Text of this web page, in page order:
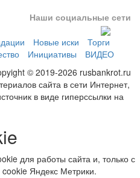
Наши социальные сети
Новые иски
Торги
Инициативы
ВИДЕО
© 2019-2026 rusbankrot.ru
сайта в сети Интернет,
в виде гиперссылки на
для работы сайта и, только с
cookie Яндекс Метрики.